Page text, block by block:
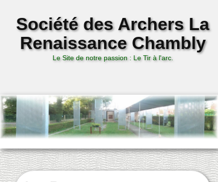
Société des Archers La
Renaissance Chambly
Le Site de notre passion : Le Tir à l'arc.